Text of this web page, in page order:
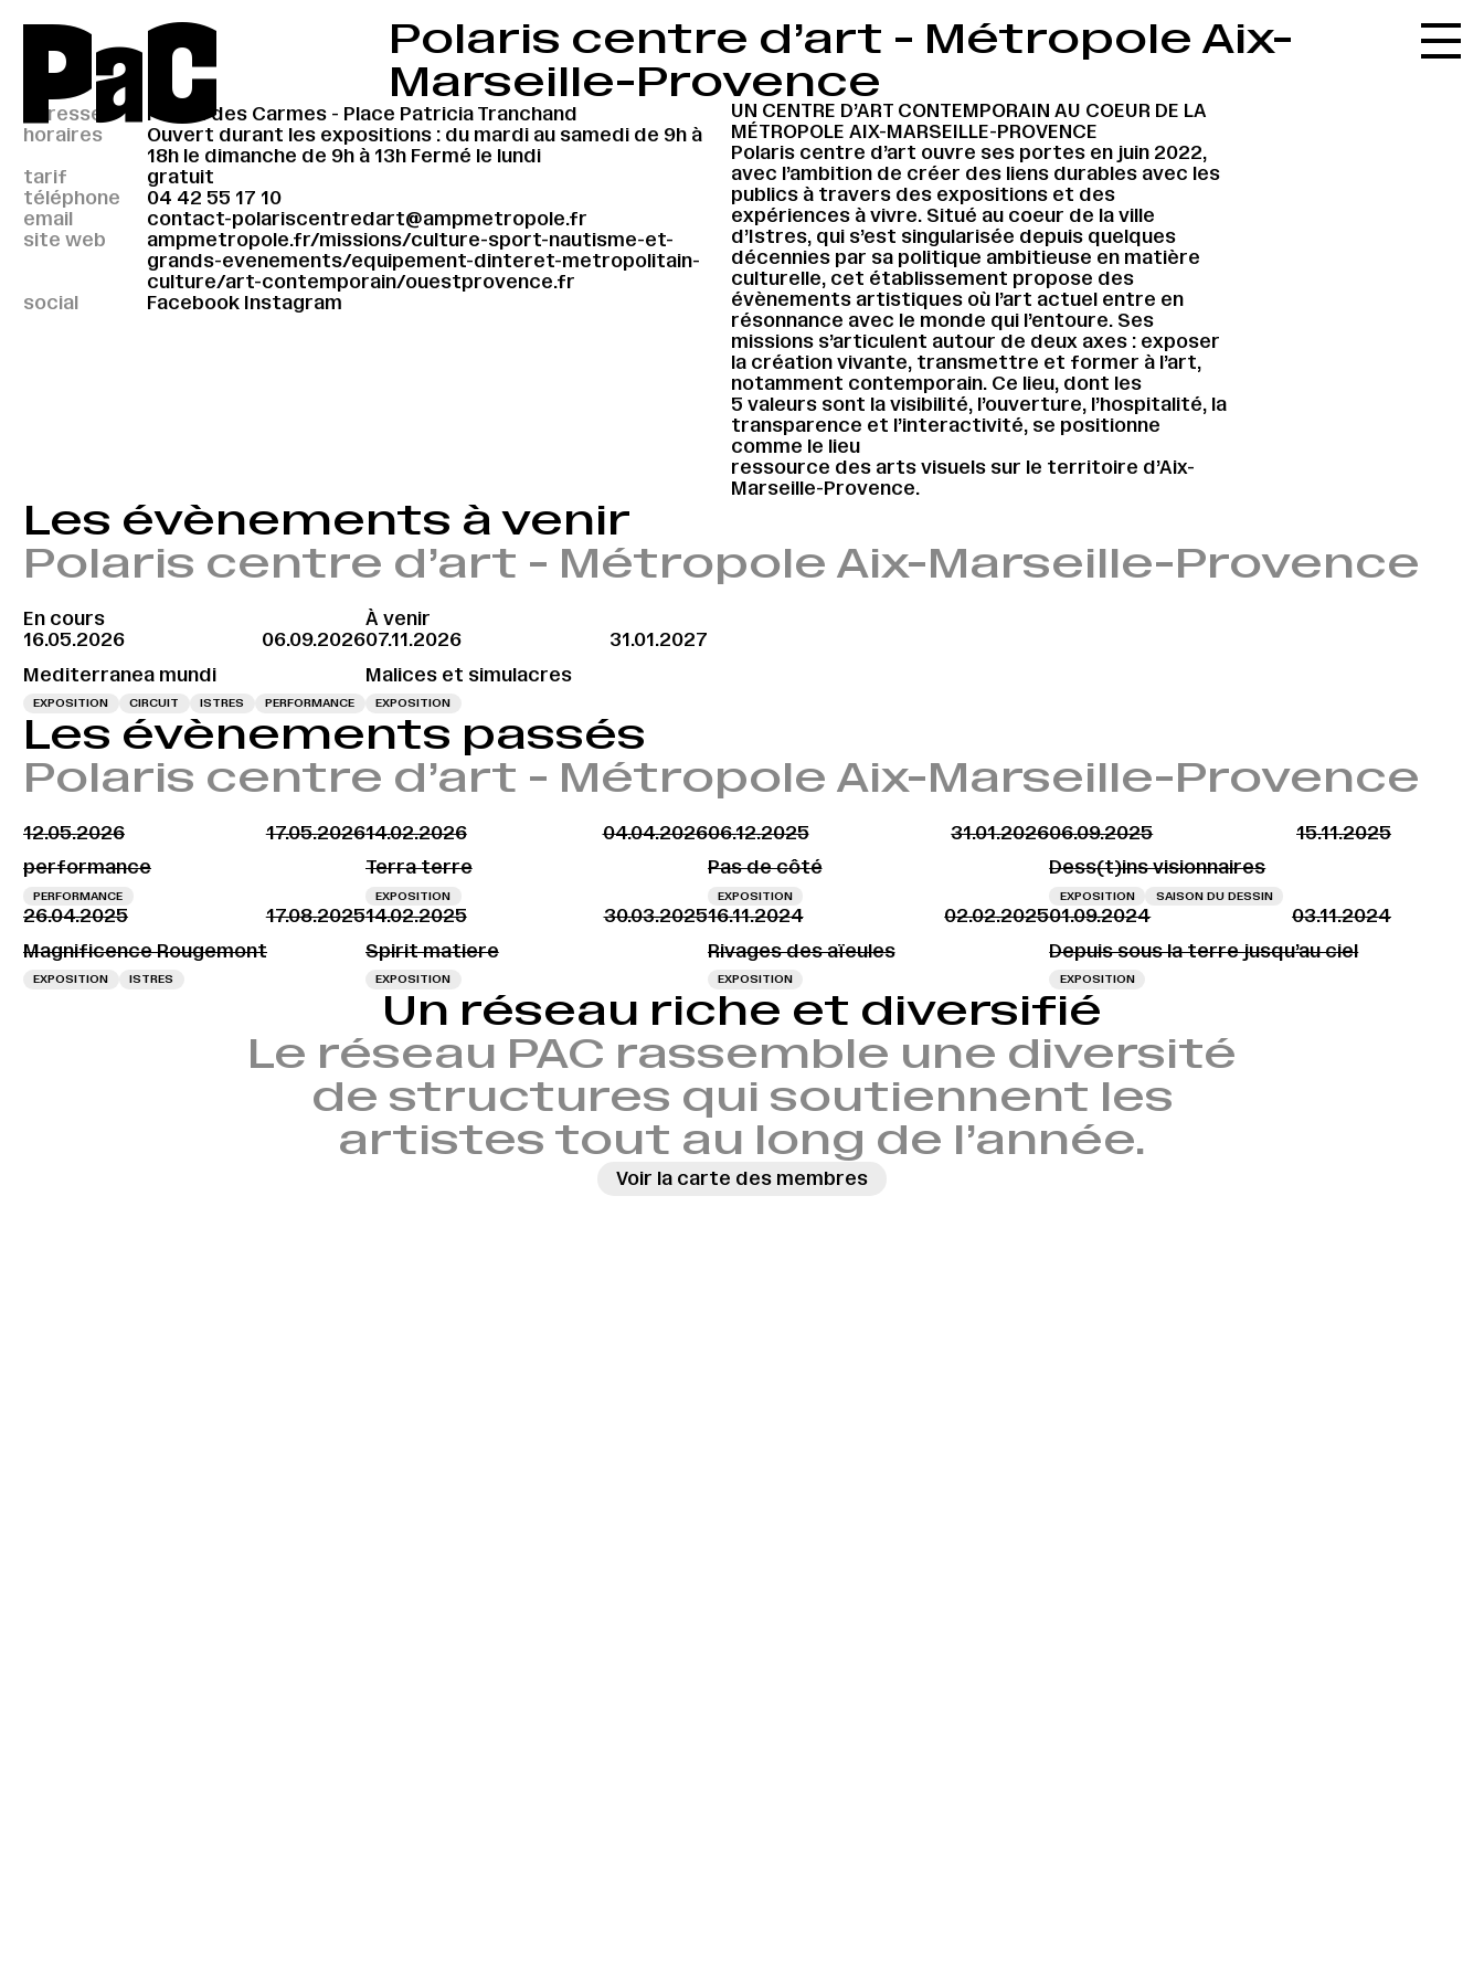
PaC
Accueil
Les ressources
Le journal
Polaris centre d’art - Métropole Aix-
Marseille-Provence
adresse
Forum des Carmes - Place Patricia Tranchand
horaires
Ouvert durant les expositions : du mardi au samedi de 9h à
18h le dimanche de 9h à 13h Fermé le lundi
tarif
gratuit
téléphone
04 42 55 17 10
email
contact-polariscentredart@ampmetropole.fr
site web
ampmetropole.fr/missions/culture-sport-nautisme-et-
grands-evenements/equipement-dinteret-metropolitain-
culture/art-contemporain/ouestprovence.fr
social
Facebook Instagram
UN CENTRE D’ART CONTEMPORAIN AU COEUR DE LA
MÉTROPOLE AIX-MARSEILLE-PROVENCE
Polaris centre d’art ouvre ses portes en juin 2022,
avec l’ambition de créer des liens durables avec les
publics à travers des expositions et des
expériences à vivre. Situé au coeur de la ville
d’Istres, qui s’est singularisée depuis quelques
décennies par sa politique ambitieuse en matière
culturelle, cet établissement propose des
évènements artistiques où l’art actuel entre en
résonnance avec le monde qui l’entoure. Ses
missions s’articulent autour de deux axes : exposer
la création vivante, transmettre et former à l’art,
notamment contemporain. Ce lieu, dont les
5 valeurs sont la visibilité, l’ouverture, l’hospitalité, la
transparence et l’interactivité, se positionne
comme le lieu
ressource des arts visuels sur le territoire d’Aix-
Marseille-Provence.
Les évènements à venir
Polaris centre d’art - Métropole Aix-Marseille-Provence
En cours
16.05.2026
06.09.2026
Mediterranea mundi
EXPOSITION CIRCUIT ISTRES PERFORMANCE
À venir
07.11.2026
31.01.2027
Malices et simulacres
EXPOSITION
Les évènements passés
Polaris centre d’art - Métropole Aix-Marseille-Provence
12.05.2026
17.05.2026
performance
PERFORMANCE
14.02.2026
04.04.2026
Terra terre
EXPOSITION
06.12.2025
31.01.2026
Pas de côté
EXPOSITION
06.09.2025
15.11.2025
Dess(t)ins visionnaires
EXPOSITION SAISON DU DESSIN
26.04.2025
17.08.2025
Magnificence Rougemont
EXPOSITION ISTRES
14.02.2025
30.03.2025
Spirit matiere
EXPOSITION
16.11.2024
02.02.2025
Rivages des aïeules
EXPOSITION
01.09.2024
03.11.2024
Depuis sous la terre jusqu’au ciel
EXPOSITION
Un réseau riche et diversifié
Le réseau PAC rassemble une diversité
de structures qui soutiennent les
artistes tout au long de l’année.
Voir la carte des membres